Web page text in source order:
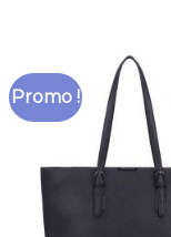
Promo !